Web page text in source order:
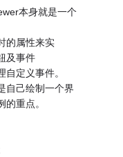
本身就是一个
的属性来实
及事件
定义事件。
自己绘制一个界
重点。